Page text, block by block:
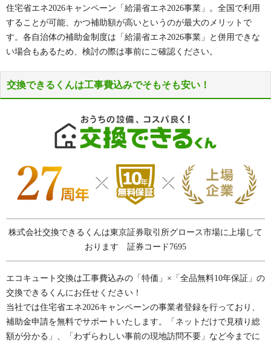
申請期限
2027年3月1日まで
2027年3月23日まで
申請要件※代表的な要件のみ抜粋
・設置工事着工前、車両登録前であること
藤沢市役所ページ（詳しくみる）
埼玉県さいたま市 「省エネ・断熱住宅普及促進補
助金」
住宅省エネ2026キャンペーン「給湯省エネ2026事業」。全国で利用
することが可能、かつ補助額が高いというのが最大のメリットで
す。各自治体の補助金制度は「給湯省エネ2026事業」と併用できな
い場合もあるため、検討の際は事前にご確認ください。
交換できるくんは工事費込みでそもそも安い！
株式会社交換できるくんは東京証券取引所グロース市場に上場して
おります 証券コード7695
エコキュート交換は工事費込みの「特価」×「全品無料10年保証」の
交換できるくんにお任せください！
当社では住宅省エネ2026キャンペーンの事業者登録を行っており、
補助金申請を無料でサポートいたします。「ネットだけで見積り総
額が分かる」、「わずらわしい事前の現地訪問不要」など今までに